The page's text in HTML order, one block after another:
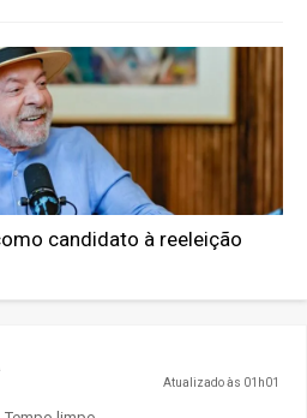
candidato à reeleição
Atualizado às 01h01